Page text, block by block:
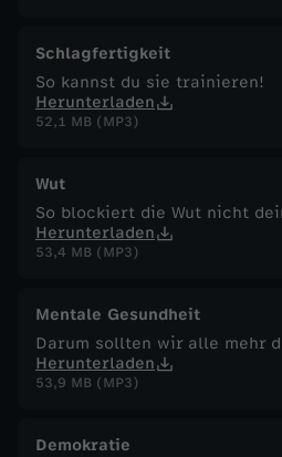
Schlagfertigkeit
So kannst du sie trainieren!
Herunterladen
52,1 MB (MP3)
Wut
So blockiert die Wut nicht
Herunterladen
53,4 MB (MP3)
Mentale Gesundheit
Darum sollten wir alle mehr
Herunterladen
53,9 MB (MP3)
Demokratie